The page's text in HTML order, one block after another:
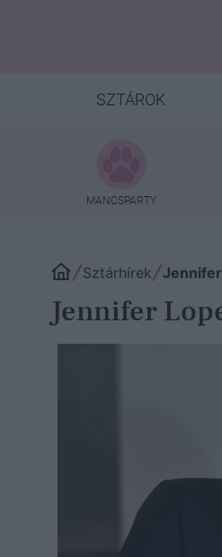
SZTÁROK
MANCSPARTY
Sztárhírek
Jennifer